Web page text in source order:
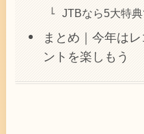
JTBなら5大特
まとめ｜今年は
ントを楽しもう